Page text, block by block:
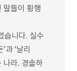
말들이 횡행
습니다. 실수
과 ‘날리
나라. 경솔하